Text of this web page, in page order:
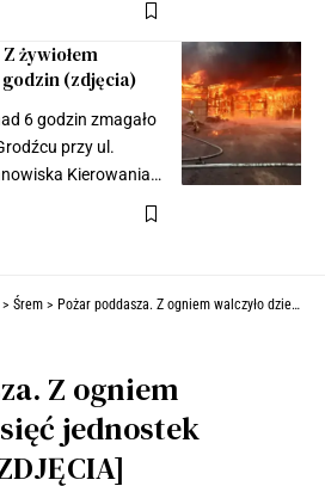
żywiołem
(zdjęcia)
6 godzin zmagało
przy ul.
Kierowania…
> Śrem > Pożar poddasza. Z ogniem walczyło dziesięć jednostek strażackich [ZDJĘCIA]
Z ogniem
jednostek